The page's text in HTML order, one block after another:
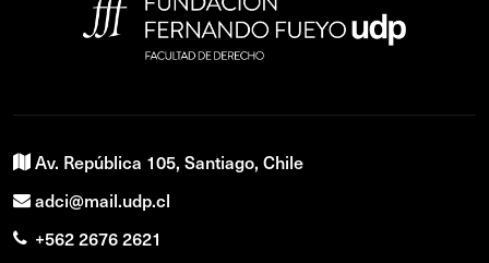
Av. República 105, Santiago, Chile
adci@mail.udp.cl
+562 2676 2621